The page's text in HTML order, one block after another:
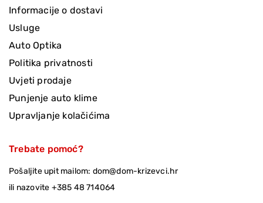
Informacije o dostavi
Usluge
Auto Optika
Politika privatnosti
Uvjeti prodaje
Punjenje auto klime
Upravljanje kolačićima
Trebate pomoć?
Pošaljite upit mailom: dom@dom-krizevci.hr
ili nazovite +385 48 714064